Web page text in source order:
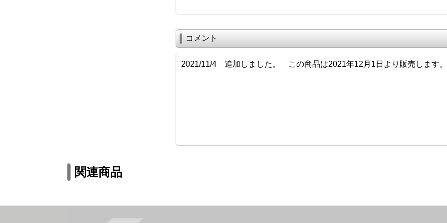
コメント
2021/11/4 追加しました。 この商品は2021年12月1日より販売します。
関連商品